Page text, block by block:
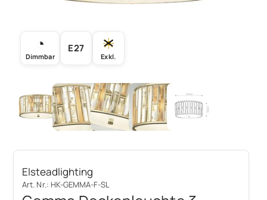
◔
Dimmbar
E27 ☀
Exkl.
Elsteadlighting
Art. Nr.: HK-GEMMA-F-SL